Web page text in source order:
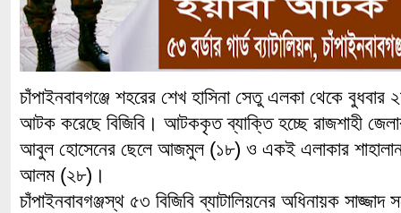
চাঁপাইনবাবগঞ্জে শহরের শেখ হাসিনা সেতু এলকা থেকে
আটক করেছে বিজিবি। আটককৃত ব্যাক্তি হচ্ছে রাজশাহী জেলার
আবুল হোসেনের ছেলে আজমুল (১৮) ও একই এলাকার শাহালান
আলম (২৮)।
চাঁপাইনবাবগঞ্জস্থ ৫৩ বিজিবি ব্যাটালিয়নের অধিনায়ক